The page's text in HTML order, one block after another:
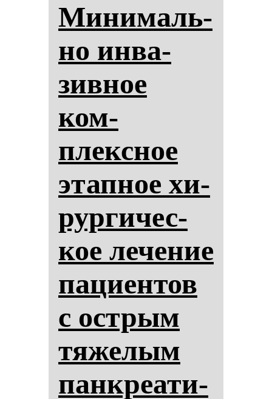
Ми­ни­маль­
но ин­ва­
зив­ное
ком­
плексное
этап­ное хи­
рур­ги­чес­
кое ле­че­ние
па­ци­ен­тов
с ос­трым
тя­же­лым
пан­кре­ати­